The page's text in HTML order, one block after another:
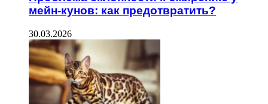
мейн-кунов: как предотвратить?
30.03.2026